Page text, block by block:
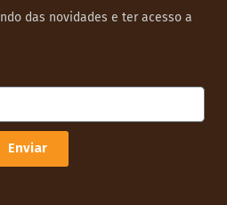
das novidades e ter acesso a
Enviar